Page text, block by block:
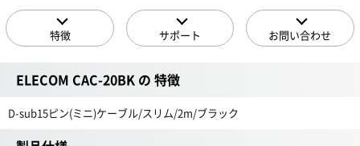
特徴 サポート お問い合わせ
ELECOM CAC-20BK の 特徴
D-sub15ピン(ミニ)ケーブル/スリム/2m/ブラック